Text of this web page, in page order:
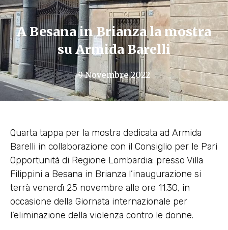
A Besana in Brianza la mostra
su Armida Barelli
9 Novembre 2022
Quarta tappa per la mostra dedicata ad Armida
Barelli in collaborazione con il Consiglio per le Pari
Opportunità di Regione Lombardia: presso Villa
Filippini a Besana in Brianza l’inaugurazione si
terrà venerdì 25 novembre alle ore 11.30, in
occasione della Giornata internazionale per
l’eliminazione della violenza contro le donne.